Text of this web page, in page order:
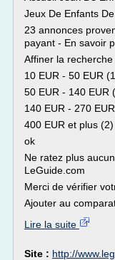
Jeux De Enfants
23 annonces
payant - En savoir
Affiner la recherche
10 EUR - 50 EUR
50 EUR - 140 EUR
140 EUR - 270
400 EUR et plus (2)
ok
Ne ratez plus
LeGuide.com
Merci de vérifier
Ajouter au
Lire la suite
Site : http://